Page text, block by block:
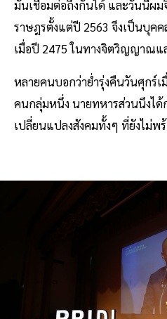
มันเชื่อมต่อถึงกันได้ และวันนี้ผม
ราษฎรตั้งแต่ปี 2563 จึงเป็นบุค
เมื่อปี 2475 ในทางจิตวิญญาณแ
หลายคนบอกว่าย่ำรุ่งคืนวันศุกร์
คนกลุ่มหนึ่ง นายทหารส่วนนึงไ
เปลี่ยนแปลงสังคมทั้งๆ ที่ยังไม่พ